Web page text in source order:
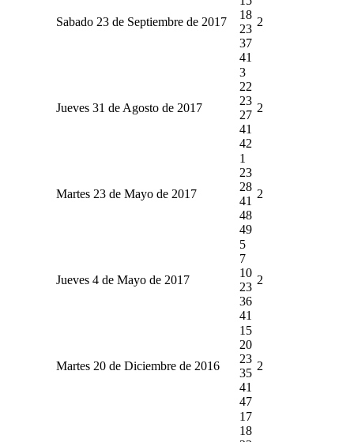
Sabado 23 de Septiembre de 2017
18
23
37
41
2
Jueves 31 de Agosto de 2017
3
22
23
27
41
42
2
Martes 23 de Mayo de 2017
1
23
28
41
48
49
2
Jueves 4 de Mayo de 2017
5
7
10
23
36
41
2
Martes 20 de Diciembre de 2016
15
20
23
35
41
47
2
17
18